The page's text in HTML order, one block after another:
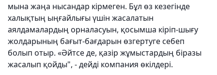
мына жаңа нысандар кірмеген. Бұл өз кезегінде
халықтың ыңғайлығы үшін жасалатын
аялдамалардың орналасуын, қосымша кіріп-шығу
жолдарының бағыт-бағдарын өзгертуге себеп
болып отыр. «Әйтсе де, қазір жұмыстардың біразы
жасалып қойды", - дейді компания өкілдері.